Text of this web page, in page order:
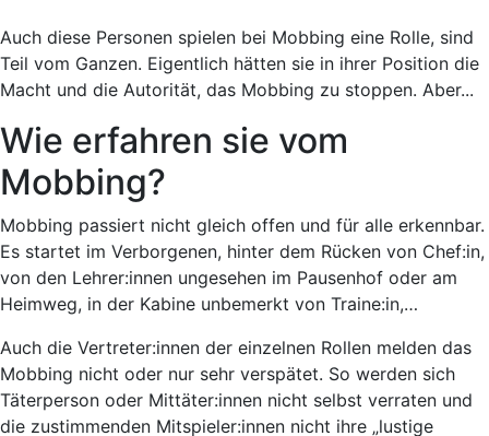
Auch diese Personen spielen bei Mobbing eine Rolle, sind
Teil vom Ganzen. Eigentlich hätten sie in ihrer Position die
Macht und die Autorität, das Mobbing zu stoppen. Aber...
Wie erfahren sie vom
Mobbing?
Mobbing passiert nicht gleich offen und für alle erkennbar.
Es startet im Verborgenen, hinter dem Rücken von Chef:in,
von den Lehrer:innen ungesehen im Pausenhof oder am
Heimweg, in der Kabine unbemerkt von Traine:in,…
Auch die Vertreter:innen der einzelnen Rollen melden das
Mobbing nicht oder nur sehr verspätet. So werden sich
Täterperson oder Mittäter:innen nicht selbst verraten und
die zustimmenden Mitspieler:innen nicht ihre „lustige